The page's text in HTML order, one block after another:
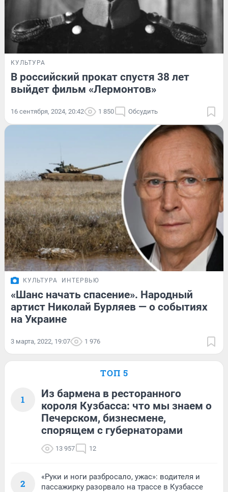
КУЛЬТУРА
В российский прокат спустя 38 лет
выйдет фильм «Лермонтов»
16 сентября, 2024, 20:42 1 850 Обсудить
КУЛЬТУРА ИНТЕРВЬЮ
«Шанс начать спасение». Народный
артист Николай Бурляев — о событиях
на Украине
3 марта, 2022, 19:07 1 976
ТОП 5
1
Из бармена в ресторанного
короля Кузбасса: что мы знаем о
Печерском, бизнесмене,
спорящем с губернаторами
13 957 12
2
«Руки и ноги разбросало, ужас»: водителя и
пассажирку разорвало на трассе в Кузбассе